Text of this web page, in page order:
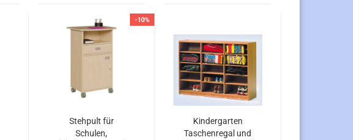
-10%
Stehpult für
Schulen,
Kindergarten
Taschenregal und